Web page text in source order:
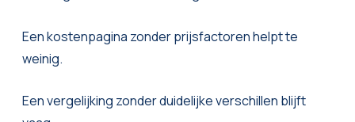
Een kostenpagina zonder prijsfactoren helpt te
weinig.
Een vergelijking zonder duidelijke verschillen blijft